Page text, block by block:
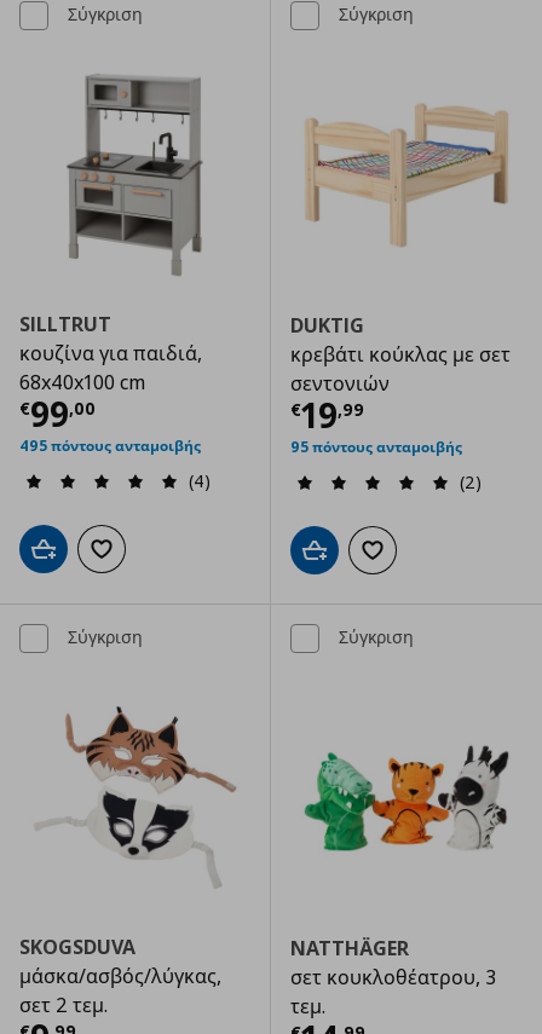
Σύγκριση
SILLTRUT
κουζίνα για παιδιά,
68x40x100 cm
€99,00
Τρέχουσα τιμή € 99,00
495 πόντους ανταμοιβής
(4)
Προσθήκη στο καλάθι
Προσθήκη στα αγαπημένα
Σύγκριση
DUKTIG
κρεβάτι κούκλας με σετ
σεντονιών
€19,99
Τρέχουσα
95 πόντους ανταμοιβής
(2)
Προσθήκη στο καλάθι
Προσθήκη στα
Σύγκριση
SKOGSDUVA
μάσκα/ασβός/λύγκας,
σετ 2 τεμ.
Σύγκριση
NATTHÄGER
σετ κουκλοθέατρου, 3
τεμ.